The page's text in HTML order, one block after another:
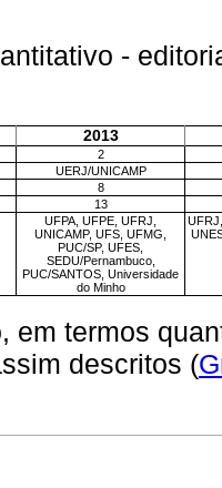
-
2013
2
UERJ/UNICAMP
8
13
UFPA, UFPE, UFRJ,
UNICAMP, UFS, UFMG,
PUC/SP, UFES,
SEDU/Pernambuco,
PUC/SANTOS, Universidade
do Minho
em termos
descritos (